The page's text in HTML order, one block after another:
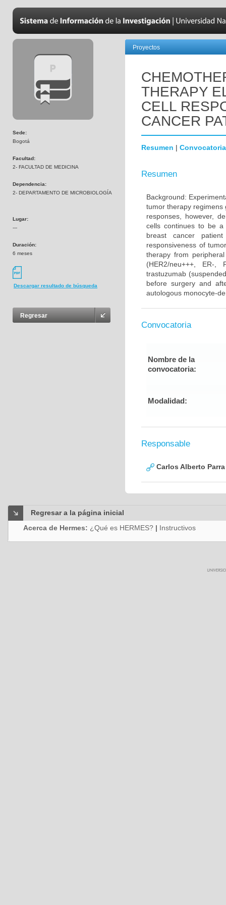
Sede:
Bogotá
Facultad:
2- FACULTAD DE MEDICINA
Dependencia:
2- DEPARTAMENTO DE MICROBIOLOGÍA
Lugar:
---
Duración:
6 meses
Descargar resultado de búsqueda
Regresar
Proyectos
THERAPY
CELL
CANCER
Resumen | Convocatoria
Resumen
Background:
tumor therapy regimens
responses, however,
cells continues to be a
breast cancer
responsiveness of
therapy from
(HER2/neu+++, ER-,
trastuzumab
before surgery and
autologous monocyte-
Convocatoria
Nombre de la
convocatoria:
Modalidad:
Responsable
Carlos Alberto
Regresar a la página inicial
Acerca de Hermes: ¿Qué es HERMES? | Instructivos